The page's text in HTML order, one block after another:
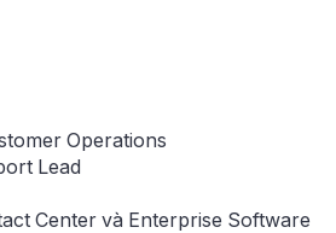
Operations
Lead
Center và Enterprise Software